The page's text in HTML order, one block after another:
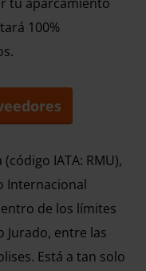
100%
IATA: RMU),
Internacional
de los límites
Jurado, entre las
Está a tan solo